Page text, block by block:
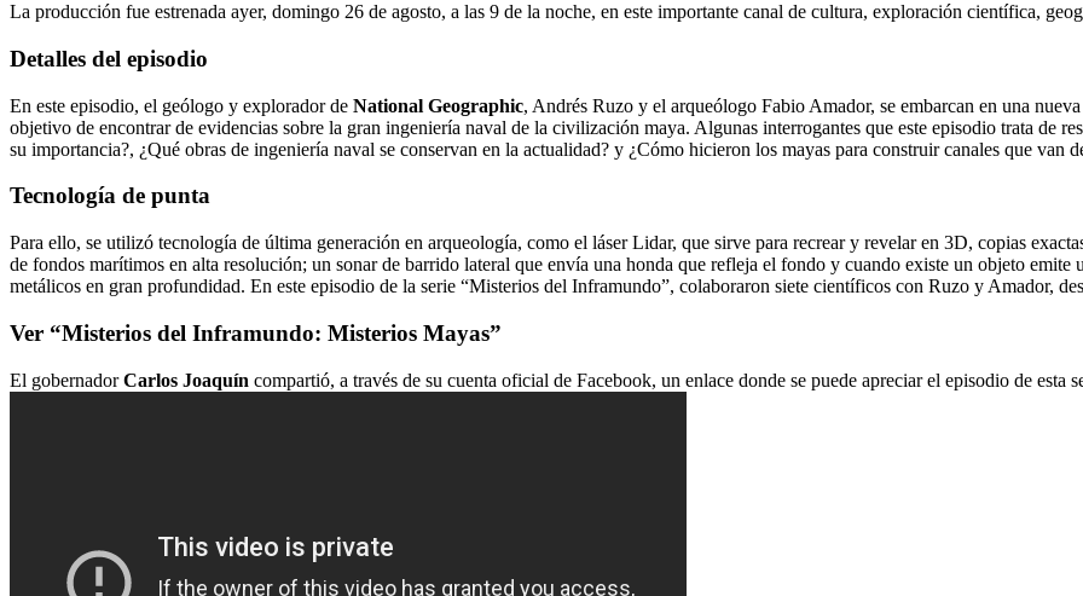
La producción fue estrenada ayer, domingo 26 de agosto, a las 9 de la noche, en este importante canal de cultura, exploración científica,
Detalles del episodio
En este episodio, el geólogo y explorador de National Geographic, Andrés Ruzo y el arqueólogo Fabio Amador, se embarcan en una
objetivo de encontrar de evidencias sobre la gran ingeniería naval de la civilización maya. Algunas interrogantes que este episodio trata de
su importancia?, ¿Qué obras de ingeniería naval se conservan en la actualidad? y ¿Cómo hicieron los mayas para construir canales que van
Tecnología de punta
Para ello, se utilizó tecnología de última generación en arqueología, como el láser Lidar, que sirve para recrear y revelar en 3D, copias
de fondos marítimos en alta resolución; un sonar de barrido lateral que envía una honda que refleja el fondo y cuando existe un objeto emite
metálicos en gran profundidad. En este episodio de la serie “Misterios del Inframundo”, colaboraron siete científicos con Ruzo y Amador,
Ver “Misterios del Inframundo: Misterios Mayas”
El gobernadorCarlos Joaquín compartió, a través de su cuenta oficial de Facebook, un enlace donde se puede apreciar el episodio de esta